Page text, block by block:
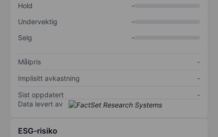
Hold
-
Undervektig
-
Selg
-
Målpris
-
Implisitt avkastning
-
Sist oppdatert
-
Data levert av
ESG-risiko